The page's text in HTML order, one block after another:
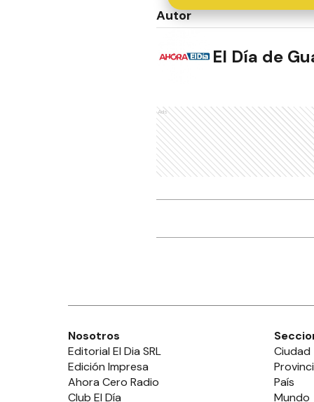
Autor
El Día de
Ads
Nosotros
Editorial El Dia SRL
Edición Impresa
Ahora Cero Radio
Club El Día
Ciudad
País
Mundo